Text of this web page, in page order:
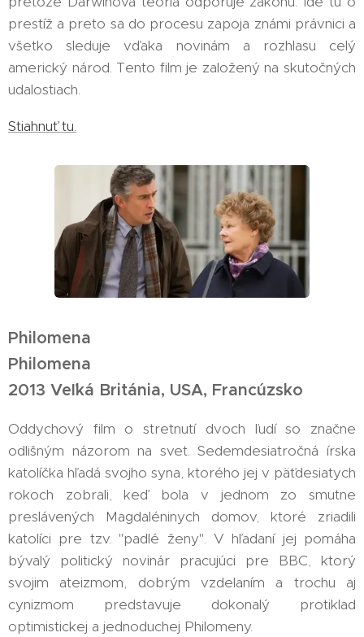
prestíž a preto sa do procesu zapoja známi právnici a
všetko sleduje vďaka novinám a rozhlasu celý
americký národ. Tento film je založený na skutočných
udalostiach.
Stiahnuť tu.
Philomena
Philomena
2013 Veľká Británia, USA, Francúzsko
Oddychový film o stretnutí dvoch ľudí so značne
odlišným názorom na svet. Sedemdesiatročná írska
katolíčka hľadá svojho syna, ktorého jej v päťdesiatych
rokoch zobrali, keď bola v jednom zo smutne
preslávených Magdaléninych domov, ktoré zriadili
katolíci pre tzv. "padlé ženy". V hľadaní jej pomáha
bývalý politický novinár pracujúci pre BBC, ktorý
svojim ateizmom, dobrým vzdelaním a trochu aj
cynizmom predstavuje dokonalý protiklad
optimistickej a jednoduchej Philomeny.